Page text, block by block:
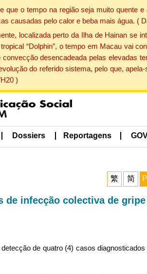
o tempo na região seja muito quente
causadas pelo calor e beba mais água. (
localizada perto da Ilha de Hainan se
“Dolphin”, o tempo em Macau vai
desencadeada pelas elevadas
do referido sistema, pelo que,
)
Dossiers Reportagens
繁 简
de infecção colectiva de gripe
de quatro (4) casos diagnosticados